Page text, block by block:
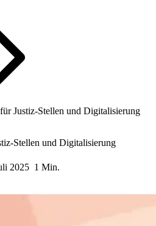
Justiz-Stellen und Digitalisierung
Stellen und Digitalisierung
2025 1 Min.